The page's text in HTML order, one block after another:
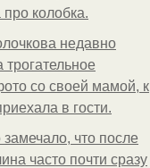
колобка.
недавно
трогательное
со своей мамой, к
в гости.
что после
часто почти сразу